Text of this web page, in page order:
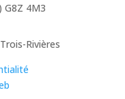
G8Z 4M3
Rivières